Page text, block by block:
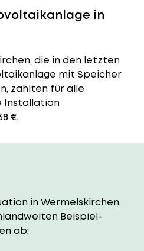
in
die in den letzten
mit Speicher
zahlten für alle
Installation
€.
in Wermelskirchen.
Beispiel-
ab: